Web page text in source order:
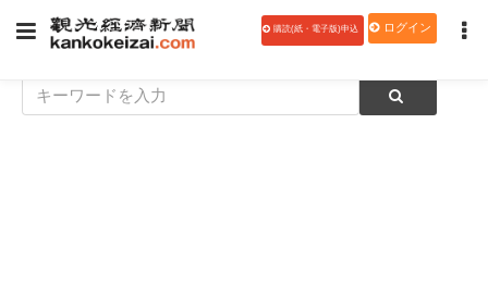
購読(紙・電子版)申込 ログイン